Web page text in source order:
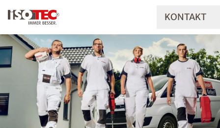
KONTAKT